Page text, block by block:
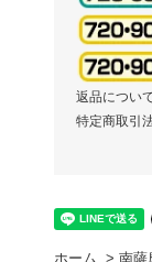
返品につい
特定商取引
ホーム > 南薩